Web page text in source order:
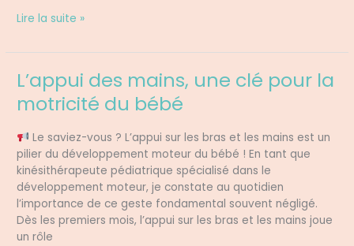
Lire la suite »
L’appui des mains, une clé pour la
motricité du bébé
Le saviez-vous ? L’appui sur les bras et les mains est un
pilier du développement moteur du bébé ! En tant que
kinésithérapeute pédiatrique spécialisé dans le
développement moteur, je constate au quotidien
l’importance de ce geste fondamental souvent négligé.
Dès les premiers mois, l’appui sur les bras et les mains joue
un rôle
L’appui
mains,
clé
pour
la
motricité
du
bébé